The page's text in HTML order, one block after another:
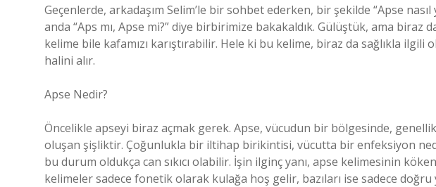
Geçenlerde, arkadaşım Selim’le bir sohbet ederken, bir şekilde “Apse nasıl
anda “Aps mı, Apse mi?” diye birbirimize bakakaldık. Gülüştük, ama biraz
kelime bile kafamızı karıştırabilir. Hele ki bu kelime, biraz da sağlıkla
halini alır.
Apse Nedir?
Öncelikle apseyi biraz açmak gerek. Apse, vücudun bir bölgesinde,
oluşan şişliktir. Çoğunlukla bir iltihap birikintisi, vücutta bir enfeksiyon
bu durum oldukça can sıkıcı olabilir. İşin ilginç yanı, apse kelimesinin
kelimeler sadece fonetik olarak kulağa hoş gelir, bazıları ise sadece doğru